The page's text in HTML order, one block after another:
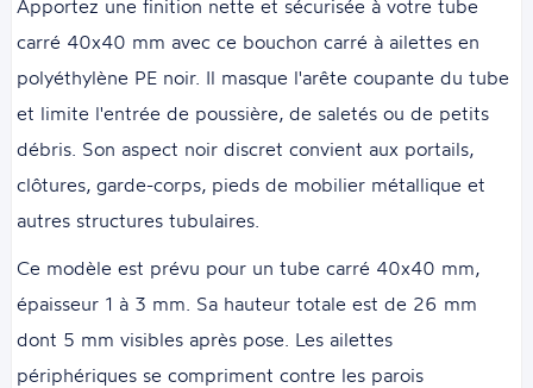
Apportez une finition nette et sécurisée à votre tube
carré 40x40 mm avec ce bouchon carré à ailettes en
polyéthylène PE noir. Il masque l'arête coupante du tube
et limite l'entrée de poussière, de saletés ou de petits
débris. Son aspect noir discret convient aux portails,
clôtures, garde-corps, pieds de mobilier métallique et
autres structures tubulaires.
Ce modèle est prévu pour un tube carré 40x40 mm,
épaisseur 1 à 3 mm. Sa hauteur totale est de 26 mm
dont 5 mm visibles après pose. Les ailettes
périphériques se compriment contre les parois